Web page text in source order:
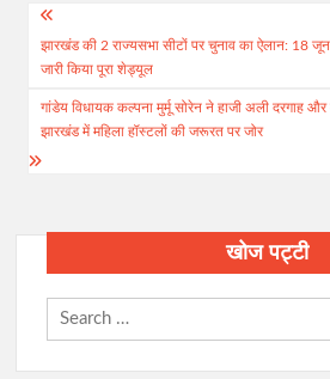
Post
navigation
झारखंड की 2 राज्यसभा सीटों पर चुनाव का ऐलान: 18
जारी किया पूरा शेड्यूल
गांडेय विधायक कल्पना मुर्मू सोरेन ने हाजी अली दरगाह और
झारखंड में महिला हॉस्टलों की जरूरत पर जोर
खोज पट्टी